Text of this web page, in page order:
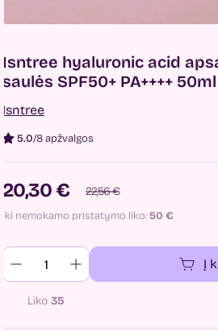
Isntree hyaluronic acid
saulės SPF50+ PA++++ 50ml
Isntree
5.0/8 apžvalgos
20,30 € 22,56 €
Iki nemokamo pristatymo liko:50 €
Į
Liko 35